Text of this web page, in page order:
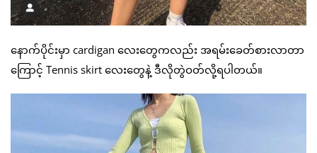
နောက်ပိုင်းမှာ cardigan လေးတွေကလည်း အရမ်းခေတ်စားလာတာ
ကြောင့် Tennis skirt လေးတွေနဲ့ ဒီလိုတွဲဝတ်လို့ရပါတယ်။